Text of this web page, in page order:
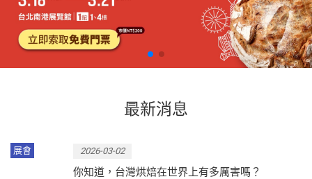
最新消息
展會 2026-03-02
你知道，台灣烘焙在世界上有多厲害嗎？